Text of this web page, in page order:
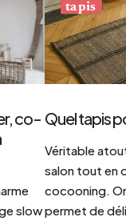
co-
slow
tapis
Quel tapis
Véritable
salon tout en
cocooning.
permet de